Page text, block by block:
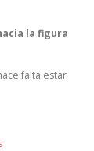
la figura
falta estar